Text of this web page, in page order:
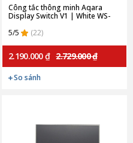
Công tắc thông minh Aqara
Display Switch V1 | White WS-
5/5
(22)
2.190.000 ₫ 2.729.000 ₫
So sánh